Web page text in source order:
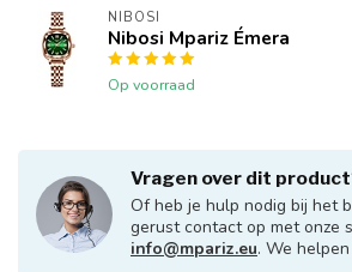
NIBOSI
Nibosi Mpariz Émera
Op voorraad
Vragen over dit
Of heb je hulp nodig bij het
gerust contact op met onze
info@mpariz.eu. We